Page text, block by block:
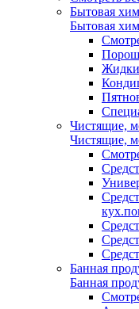
Бытовая
Бытовая
Чистящие,
Чистящие,
Банная
Банная